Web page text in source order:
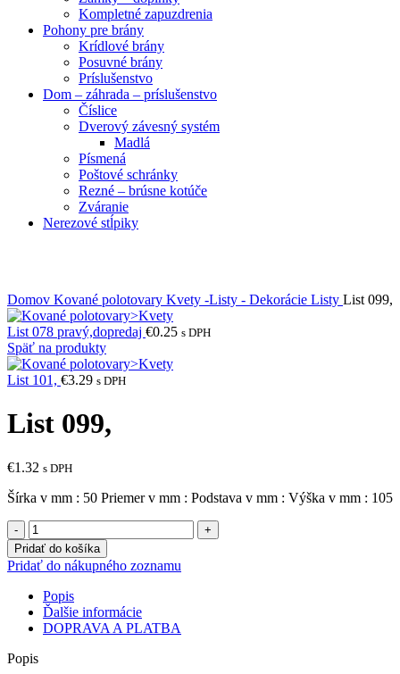
Kompletné zapuzdrenia
Pohony pre brány
Krídlové brány
Posuvné brány
Príslušenstvo
Dom – záhrada – príslušenstvo
Číslice
Dverový závesný systém
Madlá
Písmená
Poštové schránky
Rezné – brúsne kotúče
Zváranie
Nerezové stĺpiky
Domov Kované polotovary Kvety -Listy - Dekorácie Listy List 099,
List 078 pravý,dopredaj €0.25 s DPH
Späť na produkty
List 101, €3.29 s DPH
List 099,
€1.32 s DPH
Šírka v mm : 50 Priemer v mm : Podstava v mm : Výška v mm : 105
množstvo
List
099,
Pridať do košíka
Pridať do nákupného zoznamu
Popis
Ďalšie informácie
DOPRAVA A PLATBA
Popis